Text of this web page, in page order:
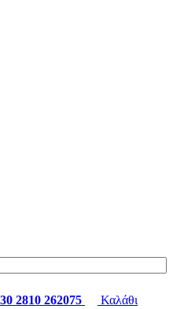
2810 262075
Καλάθι